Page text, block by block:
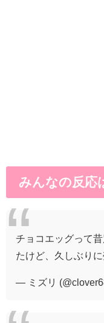
みんなの反応
チョコエッグって
たけど、久しぶり
— ミズリ